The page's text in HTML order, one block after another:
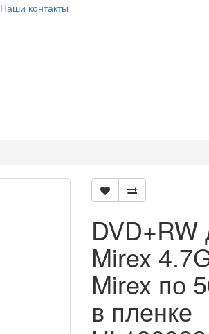
Наши контакты
DVD+RW
Mirex
Mirex по
в пленке